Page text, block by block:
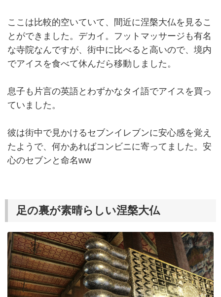
ここは比較的空いていて、間近に涅槃大仏を見るこ
とができました。デカイ。フットマッサージも有名
な寺院なんですが、街中に比べると高いので、境内
でアイスを食べて休んだら移動しました。
息子も片言の英語とわずかなタイ語でアイスを買っ
ていました。
彼は街中で見かけるセブンイレブンに安心感を覚え
たようで、何かあればコンビニに寄ってました。安
心のセブンと命名ww
足の裏が素晴らしい涅槃大仏